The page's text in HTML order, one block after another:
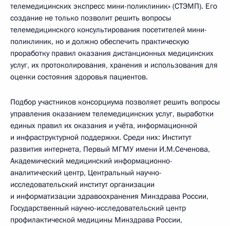
телемедицинских экспресс мини-поликлиник» (СТЭМП). Его
создание не только позволит решить вопросы
телемедицинского консультирования посетителей мини-
поликлиник, но и должно обеспечить практическую
проработку правил оказания дистанционных медицинских
услуг, их протоколирования, хранения и использования для
оценки состояния здоровья пациентов.
Подбор участников консорциума позволяет решить вопросы
управления оказанием телемедицинских услуг, выработки
единых правил их оказания и учёта, информационной
и инфраструктурной поддержки. Среди них: Институт
развития интернета, Первый МГМУ имени И.М.Сеченова,
Академический медицинский информационно-
аналитический центр, Центральный научно-
исследовательский институт организации
и информатизации здравоохранения Минздрава России,
Государственный научно-исследовательский центр
профилактической медицины Минздрава России,